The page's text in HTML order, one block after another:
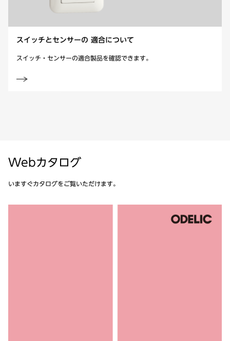
スイッチとセンサーの 適合について
スイッチ・センサーの適合製品を確認できます。
Webカタログ
いますぐカタログをご覧いただけます。